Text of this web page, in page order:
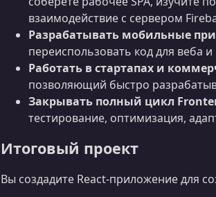
взаимодействие с сервером
Разрабатывать мобильные
переиспользовать код для веба
Работать в стартапах и
позволяющий быстро
Закрывать полный цикл
тестирование, оптимизация,
Итоговый проект
Вы создадите React‑приложение для